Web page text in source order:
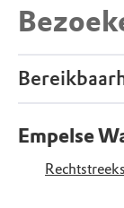
Empelse
Rechtstreeks